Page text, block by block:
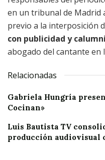
en un tribunal de Madrid
previo a la interposición
con publicidad y
abogado del cantante en
Relacionadas
Gabriela Hungría
Cocinan»
Luis Bautista TV
producción audiovisual